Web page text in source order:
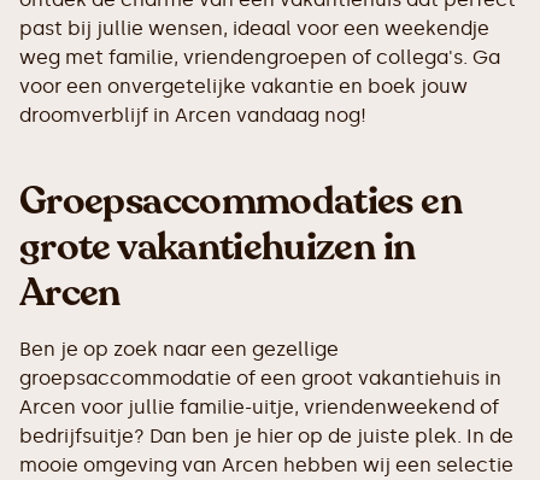
past bij jullie wensen, ideaal voor een weekendje
weg met familie, vriendengroepen of collega's. Ga
voor een onvergetelijke vakantie en boek jouw
droomverblijf in Arcen vandaag nog!
Groepsaccommodaties en
grote vakantiehuizen in
Arcen
Ben je op zoek naar een gezellige
groepsaccommodatie of een groot vakantiehuis in
Arcen voor jullie familie-uitje, vriendenweekend of
bedrijfsuitje? Dan ben je hier op de juiste plek. In de
mooie omgeving van Arcen hebben wij een selectie